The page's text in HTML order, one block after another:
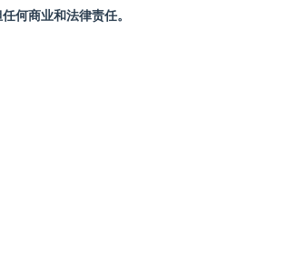
何商业和法律责任。